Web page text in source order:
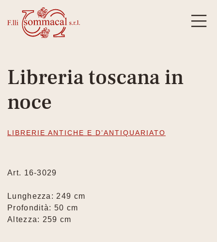
Libreria toscana in
noce
LIBRERIE ANTICHE E D’ANTIQUARIATO
Art. 16-3029
Lunghezza: 249 cm
Profondità: 50 cm
Altezza: 259 cm